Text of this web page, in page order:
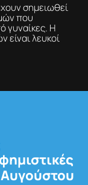
σημειωθεί
που
γυναίκες. Η
είναι λευκοί
Αυγούστου